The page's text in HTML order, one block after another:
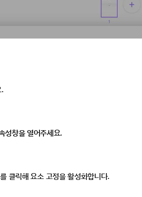
.
성창을 열어주세요.
클릭해 요소 고정을 활성화합니다.